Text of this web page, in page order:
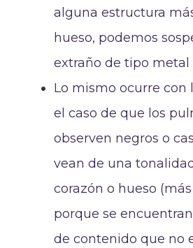
alguna estructura
hueso, podemos
extraño de tipo metal
Lo mismo ocurre con
el caso de que los
observen negros o
vean de una
corazón o hueso
porque se
de contenido que no